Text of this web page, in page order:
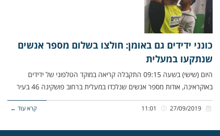
כונני ידידים גם באומן: חולצו בשלום מספר אנשים
שנתקעו במעלית
היום (שישי) בשעה 09:15 התקבלה קריאה במוקד הטלפוני של ידידים
באוקראינה, אודות מספר אנשים שנלכדו במעלית ברחוב פושקינה 46 בעיר
קרא עוד ←